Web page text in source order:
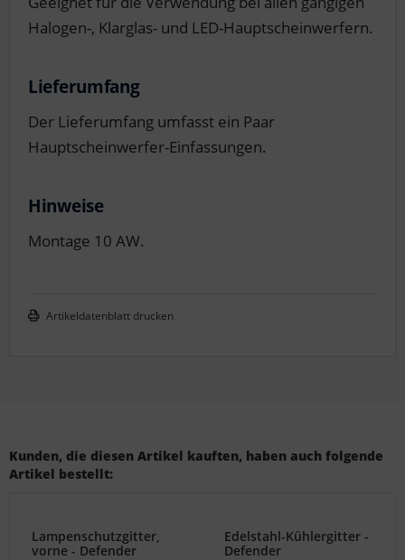
Halogen-, Klarglas- und LED-Hauptscheinwerfern.
Lieferumfang
Der Lieferumfang umfasst ein Paar
Hauptscheinwerfer-Einfassungen.
Hinweise
Montage 10 AW.
Artikeldatenblatt drucken
Kunden, die diesen Artikel kauften, haben auch folgende
Artikel bestellt:
Lampenschutzgitter,
vorne - Defender
Edelstahl-Kühlergitter -
Defender